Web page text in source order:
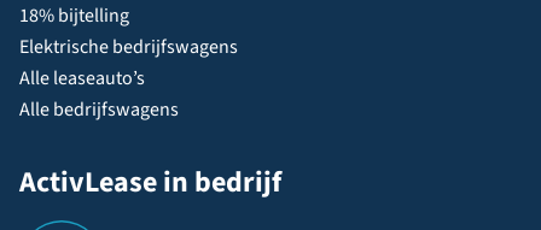
18% bijtelling
Elektrische bedrijfswagens
Alle leaseauto’s
Alle bedrijfswagens
ActivLease in bedrijf